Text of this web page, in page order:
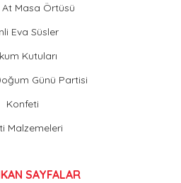
At Masa Örtüsü
Eva Süsler
Kutuları
Günü Partisi
Konfeti
Malzemeleri
SAYFALAR